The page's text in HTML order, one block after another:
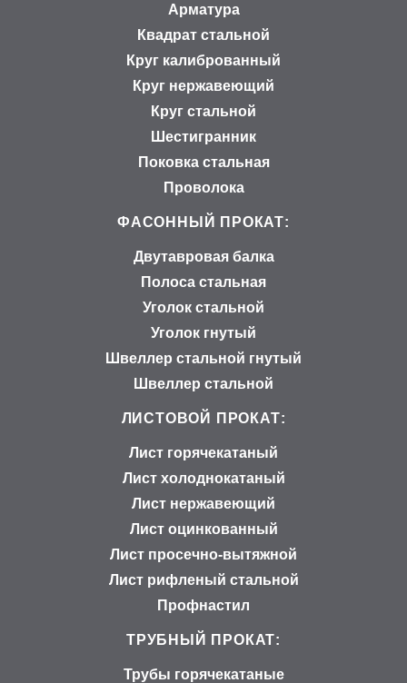
Арматура
Квадрат стальной
Круг калиброванный
Круг нержавеющий
Круг стальной
Шестигранник
Поковка стальная
Проволока
ФАСОННЫЙ ПРОКАТ:
Двутавровая балка
Полоса стальная
Уголок стальной
Уголок гнутый
Швеллер стальной гнутый
Швеллер стальной
ЛИСТОВОЙ ПРОКАТ:
Лист горячекатаный
Лист холоднокатаный
Лист нержавеющий
Лист оцинкованный
Лист просечно-вытяжной
Лист рифленый стальной
Профнастил
ТРУБНЫЙ ПРОКАТ:
Трубы горячекатаные